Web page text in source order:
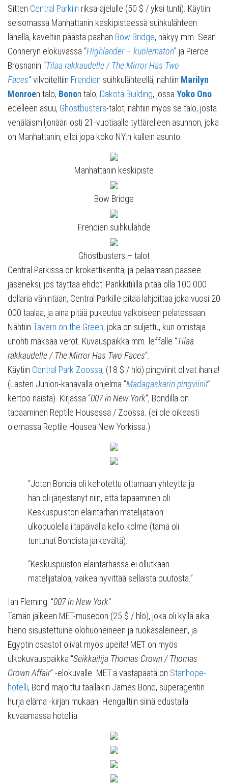
Sitten Central Parkiin riksa-ajelulle (50 $ / yksi tunti). Käytiin
seisomassa Manhattanin keskipisteessä suihkulähteen
lähellä, käveltiin päästä päähän Bow Bridge, näkyy mm. Sean
Conneryn elokuvassa “Highlander – kuolematon” ja Pierce
Brosnanin “Tilaa rakkaudelle / The Mirror Has Two
Faces“vilvoiteltiin Frendien suihkulähteellä, nähtiin Marilyn
Monroen talo, Bonon talo, Dakota Building, jossa Yoko Ono
edelleen asuu, Ghostbusters-talot, nähtiin myös se talo, josta
venäläismiljonääri osti 21-vuotiaalle tyttärelleen asunnon, joka
on Manhattanin, ellei jopa koko NY:n kallein asunto.
Manhattanin keskipiste
Bow Bridge
Frendien suihkulähde
Ghostbusters – talot
Central Parkissa on krokettikenttä, ja pelaamaan pääsee
jäseneksi, jos täyttää ehdot: Pankkitilillä pitää olla 100 000
dollaria vähintään, Central Parkille pitää lahjoittaa joka vuosi 20
000 taalaa, ja aina pitää pukeutua valkoiseen pelatessaan.
Nähtiin Tavern on the Green, joka on suljettu, kun omistaja
unohti maksaa verot. Kuvauspaikka mm. leffalle “Tilaa
rakkaudelle / The Mirror Has Two Faces“.
Käytiin Central Park Zoossa, (18 $ / hlö) pingviinit olivat ihania!
(Lasten Juniori-kanavalla ohjelma “Madagaskarin pingviinit”
kertoo näistä). Kirjassa “007 in New York“, Bondilla on
tapaaminen Reptile Housessa / Zoossa. (ei ole oikeasti
olemassa Reptile Housea New Yorkissa.)
“Joten Bondia oli kehotettu ottamaan yhteyttä ja
hän oli järjestänyt niin, että tapaaminen oli
Keskuspuiston eläintarhan matelijatalon
ulkopuolella iltapäivällä kello kolme (tämä oli
tuntunut Bondista järkevältä).
“Keskuspuiston eläintarhassa ei ollutkaan
matelijataloa, vaikea hyvittää sellaista puutosta.”
Ian Fleming: “007 in New York“
Tämän jälkeen MET-museoon (25 $ / hlö), joka oli kyllä aika
hieno sisustettuine olohuoneineen ja ruokasaleineen, ja
Egyptin osastot olivat myös upeita! MET on myös
ulkokuvauspaikka “Seikkailija Thomas Crown / Thomas
Crown Affair” -elokuvalle. MET:ä vastapäätä on Stanhope-
hotelli, Bond majoittui täälläkin James Bond, superagentin
hurja elämä -kirjan mukaan. Hengailtiin siinä edustalla
kuvaamassa hotellia.